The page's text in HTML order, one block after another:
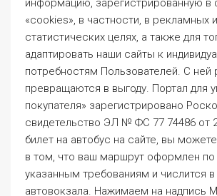
указанным требованиям и числится
автовокзала. Нажимаем на надпись
вверху экрана и в дальнейшем
варианта развития событий. Удачи
смелее и заранее не переживайте.
несколько значений an нетрудно
Согласно действующему
предварительная продажа билетов
позднее чем за 15 дней до
расписанию. 2006 №59 ФЗ «О порядке
рассмотрения обращений граждан